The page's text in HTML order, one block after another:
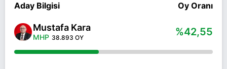
Aday Bilgisi Oy Oranı
Mustafa Kara
MHP 38.893 OY %42,55